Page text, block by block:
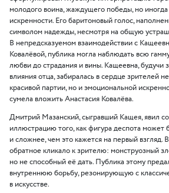
молодого воина, жаждущего победы, но иногда
искренности. Его баритоновый голос,
символом надежды, несмотря на общую
В непредсказуемом взаимодействии с
Ковалёвой, публика могла наблюдать всю
любви до страдания и вины. Кащеевна, будучи
влияния отца, забиралась в сердце зрителей
красивой партии, но и эмоциональной
сумела вложить Анастасия Ковалёва.
Дмитрий Мазанский, сыгравший Кащея, явил
иллюстрацию того, как фигура деспота может
и сложнее, чем это кажется на первый взгляд.
обратное кликало к зрителю: монструозный
но не способный её дать. Публика этому
внутреннюю борьбу, резонирующую с
в искусстве.